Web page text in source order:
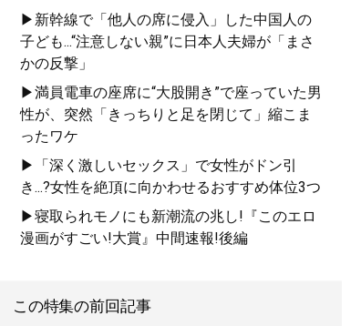
▶新幹線で「他人の席に侵入」した中国人の
子ども...“注意しない親”に日本人夫婦が「まさ
かの反撃」
▶満員電車の座席に“大股開き”で座っていた男
性が、突然「きっちりと足を閉じて」縮こま
ったワケ
▶「深く激しいセックス」で女性がドン引
き...?女性を絶頂に向かわせるおすすめ体位3つ
▶寝取られモノにも新潮流の兆し!『このエロ
漫画がすごい!大賞』中間速報!後編
この特集の前回記事